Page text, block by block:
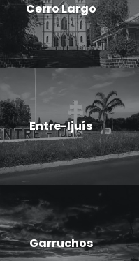
Cerro Largo
Entre-Ijuís
Garruchos